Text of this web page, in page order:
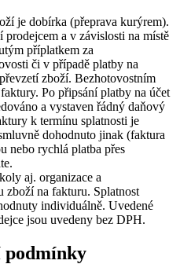
je dobírka (přeprava kurýrem).
a v závislosti na místě
příplatkem za
či v případě platby na
zboží. Bezhotovostním
Po připsání platby na účet
a vystaven řádný daňový
k termínu splatnosti je
dohodnuto jinak (faktura
nebo rychlá platba přes
aj. organizace a
zboží na fakturu. Splatnost
individuálně. Uvedené
jsou uvedeny bez DPH.
podmínky